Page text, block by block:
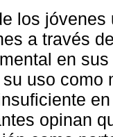
los
a través
en
uso como
opinan